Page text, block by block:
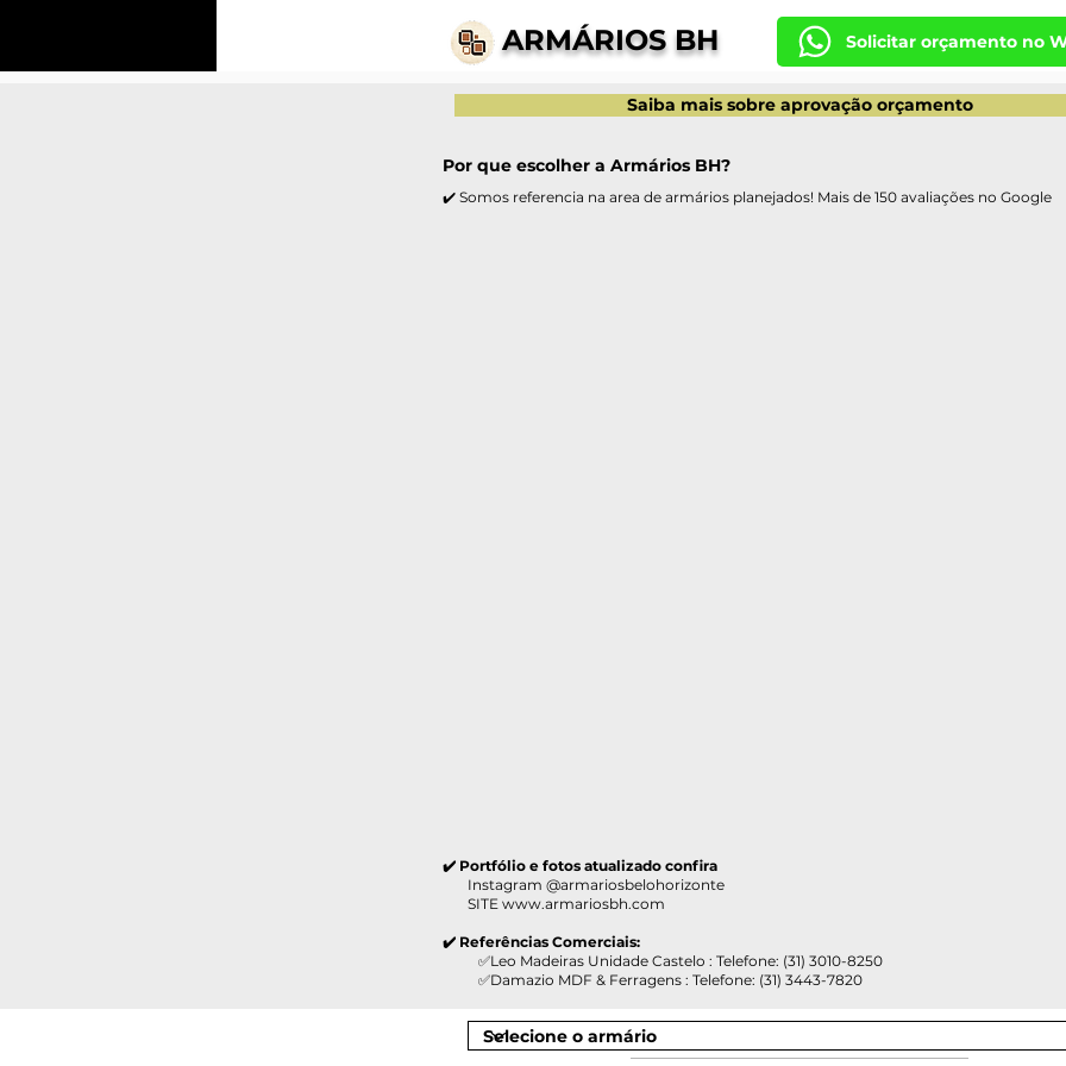
ARMÁRIOS BH Solicitar orçamento no
Saiba mais sobre aprovação orçamento
Por que escolher a Armários BH?
✔️ Somos referencia na area de armários planejados! Mais de 150 avaliações no Google
✔️ Portfólio e fotos atualizado confira
Instagram @armariosbelohorizonte
SITE www.armariosbh.com
✔️ Referências Comerciais:
✅Leo Madeiras Unidade Castelo : Telefone: (31) 3010-8250
✅Damazio MDF & Ferragens : Telefone: (31) 3443-7820